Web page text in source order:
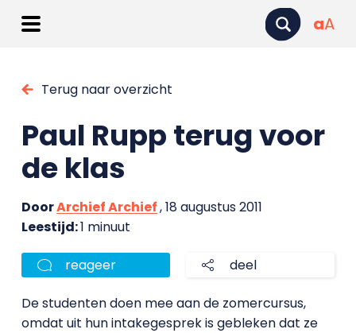
aA
Terug naar overzicht
Paul Rupp terug voor
de klas
DoorArchief Archief, 18 augustus 2011
Leestijd:1 minuut
reageer deel
De studenten doen mee aan de zomercursus,
omdat uit hun intakegesprek is gebleken dat ze